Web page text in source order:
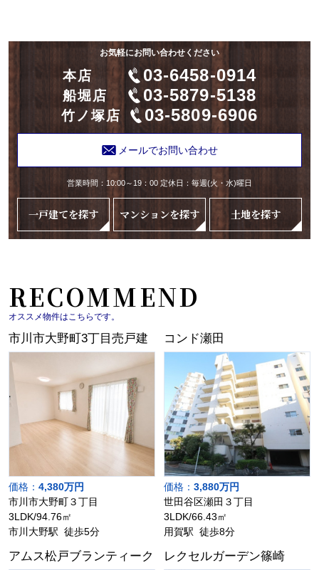
お気軽にお問い合わせください
本店 03-6458-0914
船堀店 03-5879-5138
竹ノ塚店 03-5809-6906
メールでお問い合わせ
営業時間：10:00～19：00 定休日：毎週(火・水)曜日
一戸建てを探す マンションを探す 土地を探す
RECOMMEND
オススメ物件はこちらです。
市川市大野町3丁目売戸建
価格： 4,380万円
市川市大野町３丁目
3LDK/94.76㎡
市川大野駅 徒歩5分
コンド瀬田
価格： 3,880万円
世田谷区瀬田３丁目
3LDK/66.43㎡
用賀駅 徒歩8分
アムス松戸ブランティーク レクセルガーデン篠崎